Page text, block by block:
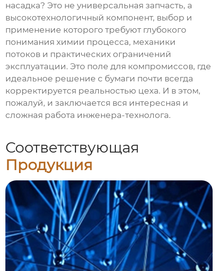
насадка? Это не универсальная запчасть, а
высокотехнологичный компонент, выбор и
применение которого требуют глубокого
понимания химии процесса, механики
потоков и практических ограничений
эксплуатации. Это поле для компромиссов, где
идеальное решение с бумаги почти всегда
корректируется реальностью цеха. И в этом,
пожалуй, и заключается вся интересная и
сложная работа инженера-технолога.
Соответствующая
Продукция